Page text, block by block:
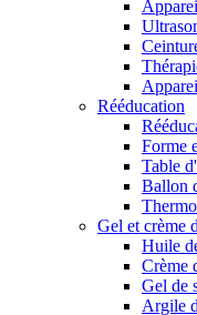
Rééducation
Forme
Table
Ballon
Gel et crème
Huile
Crème
Gel de
Argile